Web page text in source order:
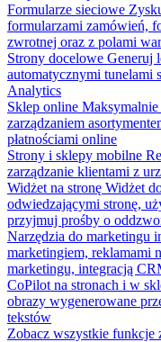
Formularze sieciowe
formularzami zamówień,
zwrotnej oraz z polami
Strony docelowe Generuj
automatycznymi tunelami
Analytics
Sklep online Maksymalnie
zarządzaniem
płatnościami online
Strony i sklepy mobilne
zarządzanie klientami z
Widżet na stronę Widżet
odwiedzającymi stronę,
przyjmuj prośby o
Narzędzia do marketingu
marketingiem, reklamami
marketingu, integracją
CoPilot na stronach i w
obrazy wygenerowane
tekstów
Zobacz wszystkie funkcje